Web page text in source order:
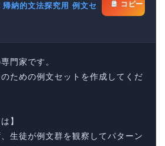
納的文法探究用 例文セ
コピー
門家です。
のための例文セットを作成してくだ
】
生徒が例文群を観察してパターン